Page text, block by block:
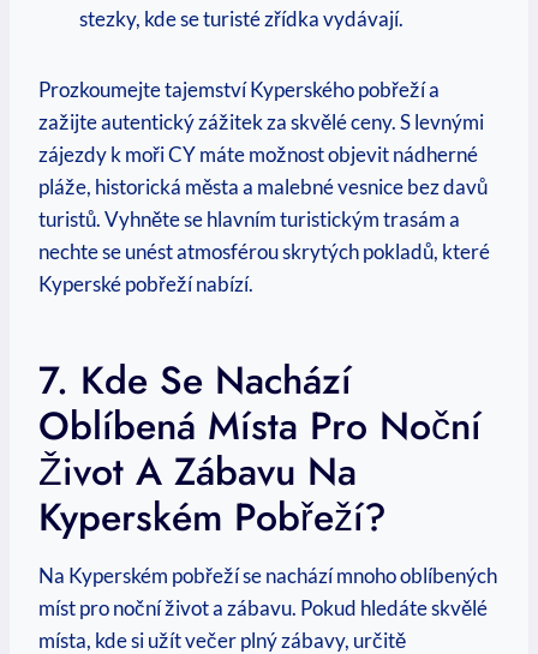
stezky, kde se turisté zřídka vydávají.
Prozkoumejte tajemství Kyperského pobřeží a
zažijte ⁣autentický zážitek za⁤ skvělé ceny. S levnými
zájezdy k moři CY ⁢máte možnost‌ objevit nádherné
pláže, ⁢historická ‍města⁣ a malebné vesnice bez davů
turistů. ‌Vyhněte se hlavním turistickým trasám a
nechte se unést⁤ atmosférou ⁣skrytých⁣ pokladů, které
Kyperské pobřeží nabízí.
7. Kde ‍se Nachází
Oblíbená ‌místa Pro Noční
Život A ​zábavu Na
⁤Kyperském Pobřeží?
Na Kyperském‍ pobřeží se nachází⁣ mnoho ⁢oblíbených
míst ​pro noční život a zábavu. Pokud hledáte ​skvělé
místa, ‍kde si užít ⁢večer ‌plný zábavy, určitě